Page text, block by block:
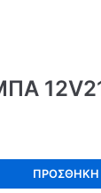
ΠΡΟΣΘΉΚΗ